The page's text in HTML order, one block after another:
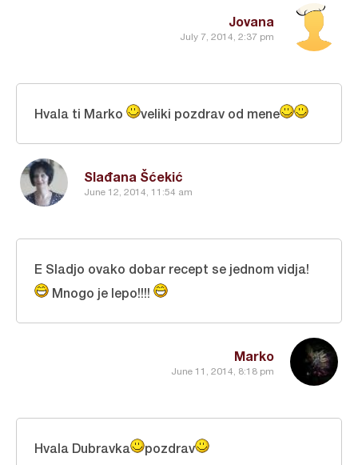
Jovana
July 7, 2014, 2:37 pm
Slađana Šćekić
June 12, 2014, 11:54 am
Hvala ti Marko veliki pozdrav od mene
Marko
June 11, 2014, 8:18 pm
E Sladjo ovako dobar recept se jednom vidja!
Mnogo je lepo!!!!
Hvala Dubravka pozdrav